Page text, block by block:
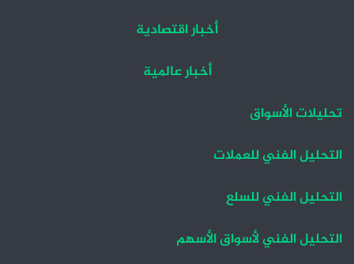
أخبار اقتصادية
أخبار عالمية
تحليلات الأسواق
التحليل الفني للعملات
التحليل الفني للسلع
التحليل الفني لأسواق الأسهم